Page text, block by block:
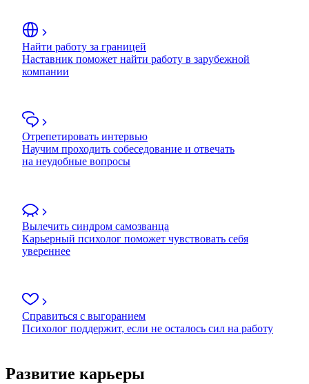
Найти работу за границей
Наставник поможет найти работу в зарубежной
компании
Отрепетировать интервью
Научим проходить собеседование и отвечать
на неудобные вопросы
Вылечить синдром самозванца
Карьерный психолог поможет чувствовать себя
увереннее
Справиться с выгоранием
Психолог поддержит, если не осталось сил на работу
Развитие карьеры